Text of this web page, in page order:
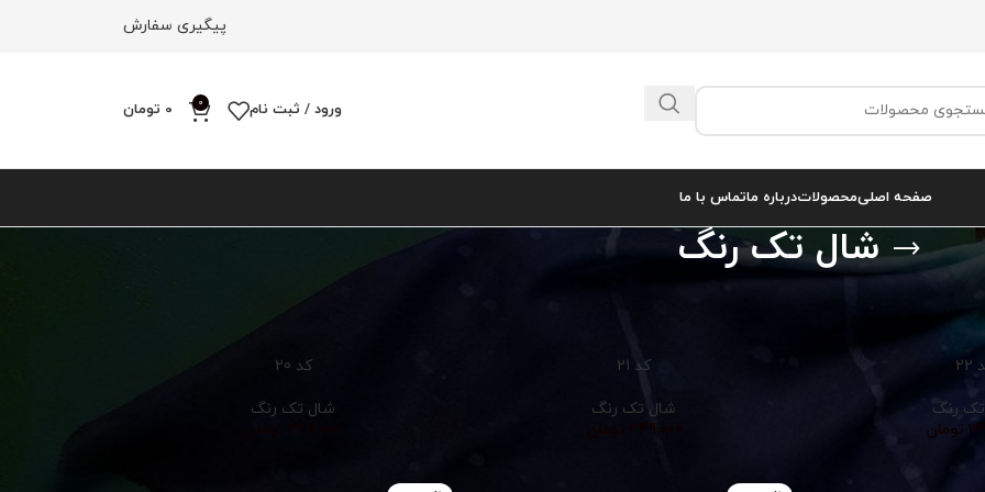
پیگیری سفارش
ورود / ثبت نام 0
0 تومان
صفحه اصلیمحصولاتدرباره ماتماس با ما
شال تک رنگ
رنگ
تومان
کد 21
شال تک رنگ
349,000
کد 20
شال تک رنگ